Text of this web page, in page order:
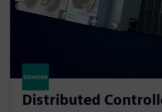
Distributed